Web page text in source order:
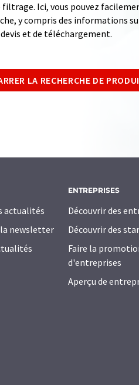
Ici, vous pouvez
y compris des informations
et de téléchargement.
LA RECHERCHE DE
actualités
newsletter
ENTREPRISES
Découvrir des
Découvrir des
Faire la
d'entreprises
Aperçu de